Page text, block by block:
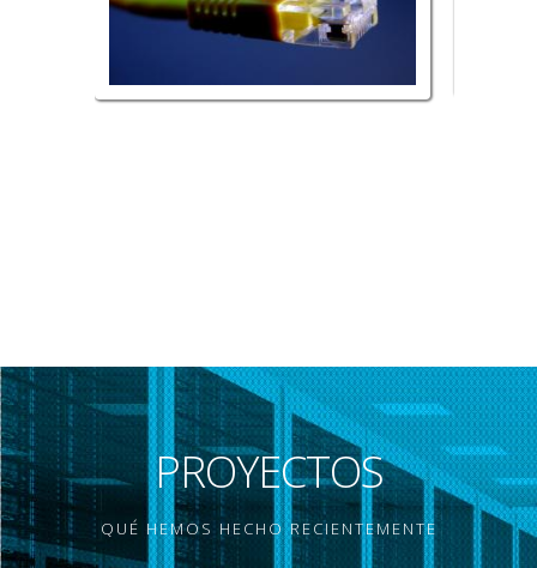
PROYECTOS
QUÉ HEMOS HECHO RECIENTEMENTE